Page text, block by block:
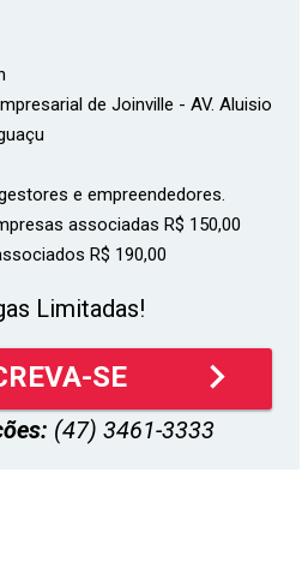
de Joinville - AV. Aluisio
e empreendedores.
associadas R$ 150,00
R$ 190,00
Limitadas!
SE keyboard_arrow_right
(47) 3461-3333